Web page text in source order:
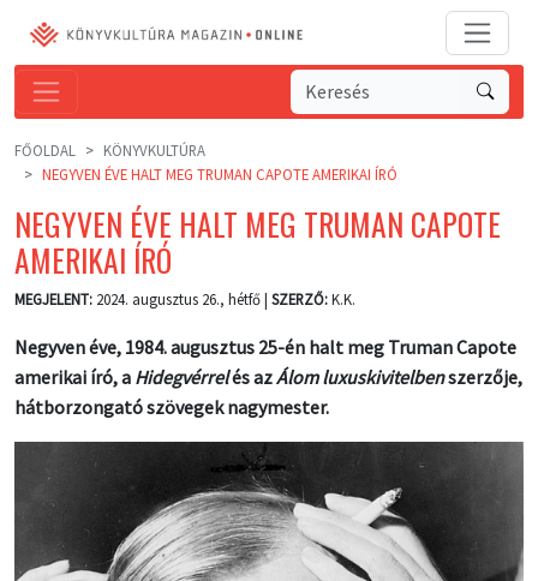
FŐOLDAL
KÖNYVKULTÚRA
NEGYVEN ÉVE HALT MEG TRUMAN CAPOTE AMERIKAI ÍRÓ
NEGYVEN ÉVE HALT MEG TRUMAN CAPOTE
AMERIKAI ÍRÓ
MEGJELENT: 2024. augusztus 26., hétfő | SZERZŐ:K.K.
Negyven éve, 1984. augusztus 25-én halt meg Truman Capote
amerikai író, a Hidegvérrelés azÁlom luxuskivitelbenszerzője,
hátborzongató szövegek nagymester.